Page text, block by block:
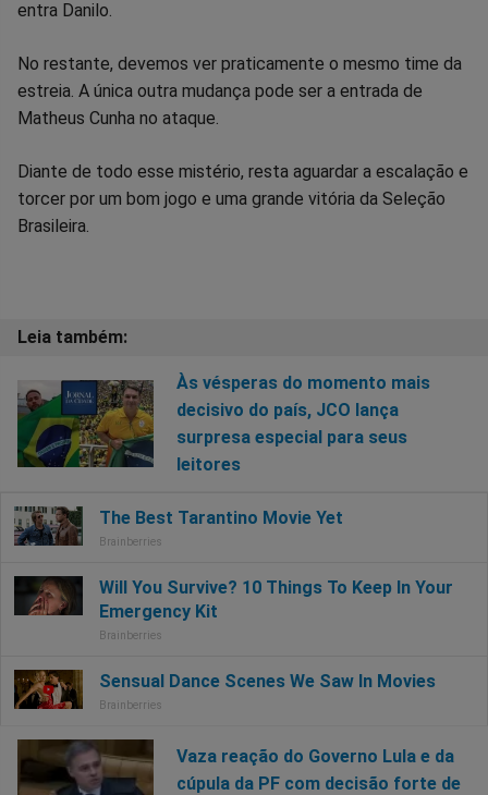
entra Danilo.
No restante, devemos ver praticamente o mesmo time da
estreia. A única outra mudança pode ser a entrada de
Matheus Cunha no ataque.
Diante de todo esse mistério, resta aguardar a escalação e
torcer por um bom jogo e uma grande vitória da Seleção
Brasileira.
Às vésperas do momento mais
decisivo do país, JCO lança
surpresa especial para seus
leitores
Vaza reação do Governo Lula e da
cúpula da PF com decisão forte de